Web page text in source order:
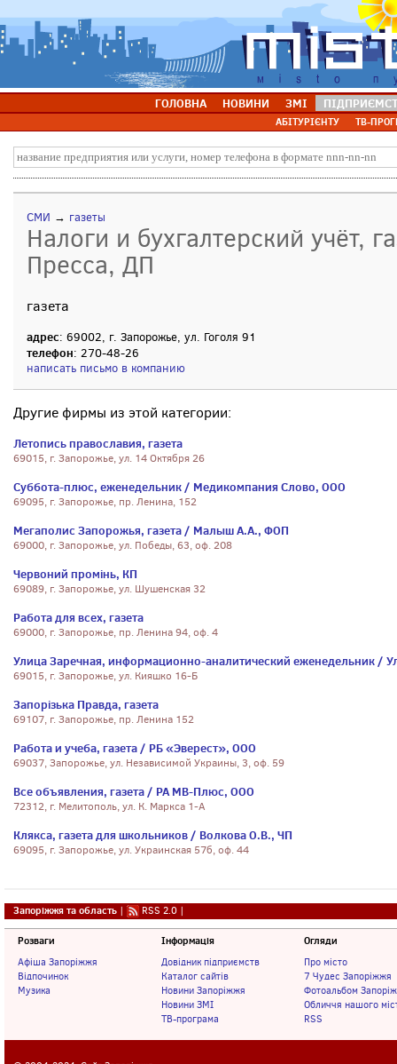
ГОЛОВНА НОВИНИ ЗМІ
АБІТУРІЄНТУ ТВ-
СМИ → газеты
Налоги и бухгалтерский учёт,
Пресса, ДП
газета
адрес: 69002, г. Запорожье, ул. Гоголя 91
телефон: 270-48-26
написать письмо в компанию
Другие фирмы из этой категории:
Летопись православия, газета
69015, г. Запорожье, ул. 14 Октября 26
Суббота-плюс, еженедельник / Медикомпания Слово, ООО
69095, г. Запорожье, пр. Ленина, 152
Мегаполис Запорожья, газета / Малыш А.А., ФОП
69000, г. Запорожье, ул. Победы, 63, оф. 208
Червоний промiнь, КП
69089, г. Запорожье, ул. Шушенская 32
Работа для всех, газета
69000, г. Запорожье, пр. Ленина 94, оф. 4
Улица Заречная, информационно-аналитический еженедельник /
69015, г. Запорожье, ул. Кияшко 16-Б
Запорiзька Правда, газета
69107, г. Запорожье, пр. Ленина 152
Работа и учеба, газета / РБ «Эверест», ООО
69037, Запорожье, ул. Независимой Украины, 3, оф. 59
Все объявления, газета / РА МВ-Плюс, ООО
72312, г. Мелитополь, ул. К. Маркса 1-А
Клякса, газета для школьников / Волкова О.В., ЧП
69095, г. Запорожье, ул. Украинская 57б, оф. 44
Запоріжжя та область | RSS 2.0 |
Розваги
Афіша Запоріжжя
Відпочинок
Музика
Інформація
Довідник підприємств
Каталог сайтів
Новини Запоріжжя
Новини ЗМІ
ТВ-програма
Огляди
Про місто
7 Чудес Запоріжжя
Фотоальбом
Обличчя нашого
RSS